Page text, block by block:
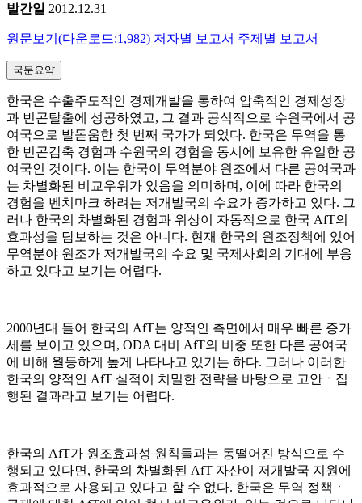
발간일 2012.12.31
원문보기(다운로드:1,982) 저자별 보고서 주제별 보고서
국문요약
한국은 수출주도적인 경제개발을 통하여 압축적인 경제성장
과 빈곤탈출에 성공하였고, 그 결과 공식적으로 수원국에서 공
여국으로 발돋움한 첫 번째 국가가 되었다. 한국은 무역을 통
한 빈곤감축 경험과 수원국의 경험을 동시에 보유한 유일한 공
여국인 것이다. 이는 한국이 무역분야 원조에서 다른 공여국과
는 차별화된 비교우위가 있음을 의미하며, 이에 따라 한국의
경험을 벤치마크 하려는 저개발국의 수요가 증가하고 있다. 그
러나 한국의 차별화된 경험과 위상이 자동적으로 한국 AfT의
효과성을 담보하는 것은 아니다. 현재 한국의 원조정책에 있어
무역분야 원조가 저개발국의 수요 및 국제사회의 기대에 부응
하고 있다고 보기는 어렵다.
2000년대 들어 한국의 AfT는 양적인 측면에서 매우 빠른 증가
세를 보이고 있으며, ODA 대비 AfT의 비중 또한 다른 공여국
에 비해 월등하게 높게 나타나고 있기는 하다. 그러나 이러한
한국의 양적인 AfT 실적이 치밀한 전략을 바탕으로 고안ㆍ집
행된 결과라고 보기는 어렵다.
한국의 AfT가 원조효과성 원칙들과는 동떨어진 방식으로 수
행되고 있다면, 한국의 차별화된 AfT 자산이 저개발국 지원에
효과적으로 사용되고 있다고 할 수 없다. 한국은 무역 정책ㆍ